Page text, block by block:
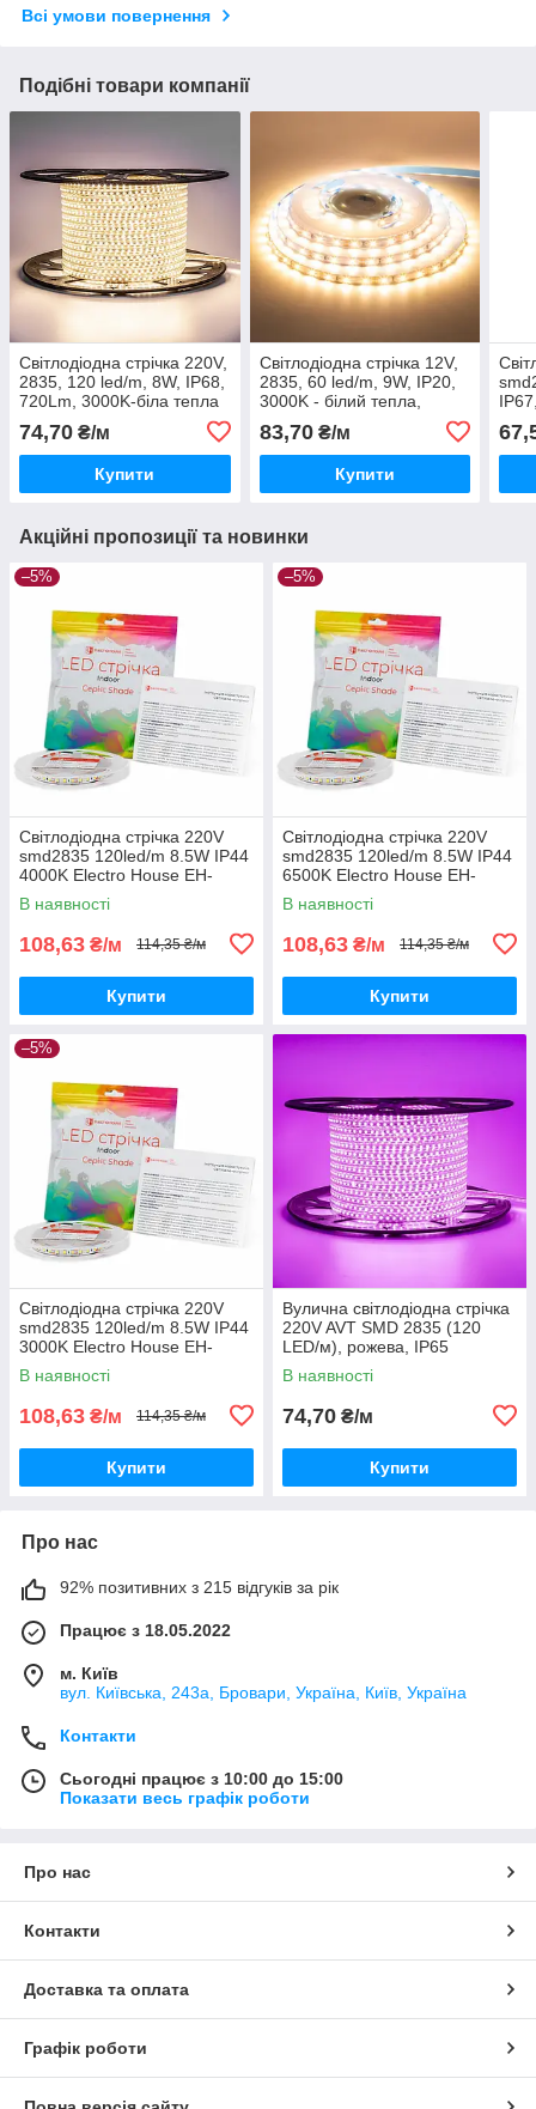
Всі умови повернення
Подібні товари компанії
Світлодіодна стрічка 220V,
2835, 120 led/m, 8W, IP68,
720Lm, 3000K-біла тепла
74,70 ₴/м
Купити
Світлодіодна стрічка 12V,
2835, 60 led/m, 9W, IP20,
3000K - білий тепла,
Professional. Гарантія - 24
місяці
83,70₴/м
Купити
Акційні пропозиції та новинки
–5%
Світлодіодна стрічка 220V
smd2835 120led/m 8.5W IP44
4000K Electro House EH-
STR15SHAC
В наявності
108,63 ₴/м 114,35 ₴/м
Купити
–5%
Світлодіодна стрічка 220V
smd2835 120led/m 8.5W IP44
6500K Electro House EH-
STR16SHAC
В наявності
108,63 ₴/м 114,35 ₴/м
Купити
–5%
Світлодіодна стрічка 220V
smd2835 120led/m 8.5W IP44
3000K Electro House EH-
STR17SHAC
В наявності
108,63 ₴/м 114,35 ₴/м
Купити
Вулична світлодіодна стрічка
220V AVT SMD 2835 (120
LED/м), рожева, IP65
В наявності
74,70 ₴/м
Купити
Про нас
92% позитивних з 215 відгуків за рік
Працює з 18.05.2022
м. Київ
вул. Київська, 243а, Бровари, Україна, Київ, Україна
Контакти
Сьогодні працює з 10:00 до 15:00
Показати весь графік роботи
Про нас
Контакти
Доставка та оплата
Графік роботи